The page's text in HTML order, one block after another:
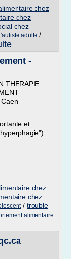
chez
chez
chez
adulte /
-
THERAPIE
et
chez
chez
/ trouble
alimentaire